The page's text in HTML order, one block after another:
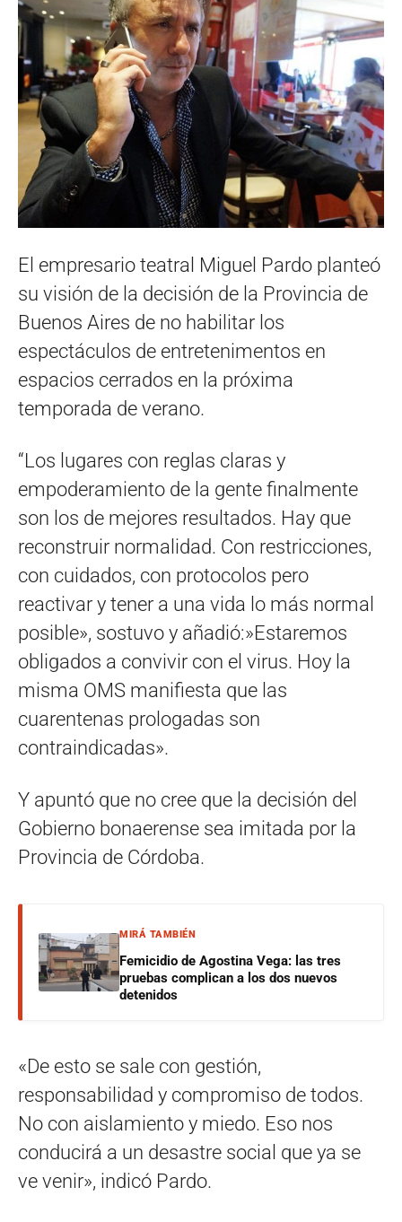
El empresario teatral Miguel Pardo planteó
su visión de la decisión de la Provincia de
Buenos Aires de no habilitar los
espectáculos de entretenimentos en
espacios cerrados en la próxima
temporada de verano.
“Los lugares con reglas claras y
empoderamiento de la gente finalmente
son los de mejores resultados. Hay que
reconstruir normalidad. Con restricciones,
con cuidados, con protocolos pero
reactivar y tener a una vida lo más normal
posible», sostuvo y añadió:»Estaremos
obligados a convivir con el virus. Hoy la
misma OMS manifiesta que las
cuarentenas prologadas son
contraindicadas».
Y apuntó que no cree que la decisión del
Gobierno bonaerense sea imitada por la
Provincia de Córdoba.
MIRÁ TAMBIÉN
Femicidio de Agostina Vega: las tres
pruebas complican a los dos nuevos
detenidos
«De esto se sale con gestión,
responsabilidad y compromiso de todos.
No con aislamiento y miedo. Eso nos
conducirá a un desastre social que ya se
ve venir», indicó Pardo.